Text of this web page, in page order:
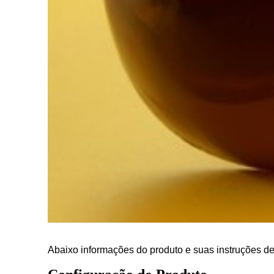
Abaixo informações do produto e suas instruções